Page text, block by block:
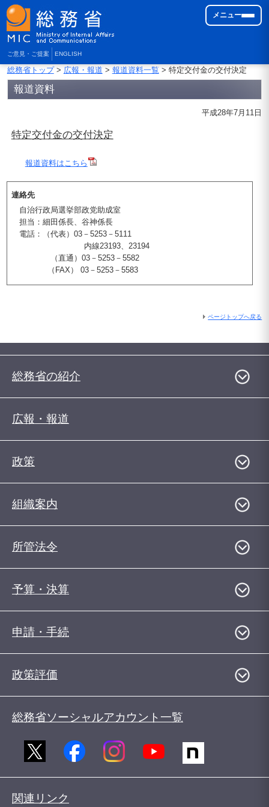
ご意見・ご提案 ENGLISH
メニュー
総務省トップ> 広報・報道 > 報道資料一覧> 特定交付金の交付決定
報道資料
平成28年7月11日
特定交付金の交付決定
報道資料はこちら
連絡先
自治行政局選挙部政党助成室
担当：細田係長、谷神係長
電話：（代表）03－5253－5111
内線23193、23194
（直通）03－5253－5582
（FAX） 03－5253－5583
ページトップへ戻る
総務省の紹介
広報・報道
政策
組織案内
所管法令
予算・決算
申請・手続
政策評価
総務省ソーシャルアカウント一覧
関連リンク